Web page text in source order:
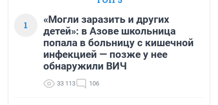
1
«Могли заразить и других
детей»: в Азове школьница
попала в больницу с кишечной
инфекцией — позже у нее
обнаружили ВИЧ
33 113 106